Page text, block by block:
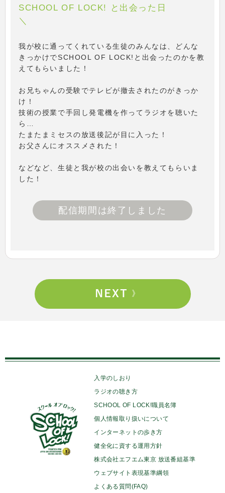
SCHOOL OF LOCK! と出会った日
＼
我が校に通ってくれている生徒のみんなは、どんな
きっかけでSCHOOL OF LOCK!と出会ったのかを教
えてもらいました！
お兄ちゃんの受験でテレビが撤去されたのがきっか
け！
技術の授業で手回し発電機を作ってラジオを聴いた
ら…
たまたまミセスの放送後記が目に入った！
お父さんにオススメされた！
などなど、生徒と我が校の出会いを教えてもらいま
した！
配信期間は終了しました
入学のしおり
ラジオの聴き方
SCHOOL OF LOCK!職員名簿
個人情報取り扱いについて
インターネットの歩き方
健全化に資する運用方針
株式会社エフエム東京 放送番組基準
ウェブサイト表現基準綱領
よくある質問(FAQ)